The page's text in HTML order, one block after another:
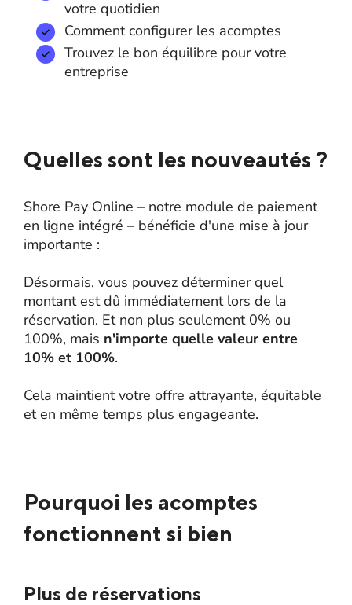
votre quotidien
Comment configurer les acomptes
Trouvez le bon équilibre pour votre
entreprise
Quelles sont les nouveautés ?
Shore Pay Online – notre module de paiement
en ligne intégré – bénéficie d'une mise à jour
importante :
Désormais, vous pouvez déterminer quel
montant est dû immédiatement lors de la
réservation. Et non plus seulement 0% ou
100%, mais n'importe quelle valeur entre
10% et 100%.
Cela maintient votre offre attrayante, équitable
et en même temps plus engageante.
Pourquoi les acomptes
fonctionnent si bien
Plus de réservations